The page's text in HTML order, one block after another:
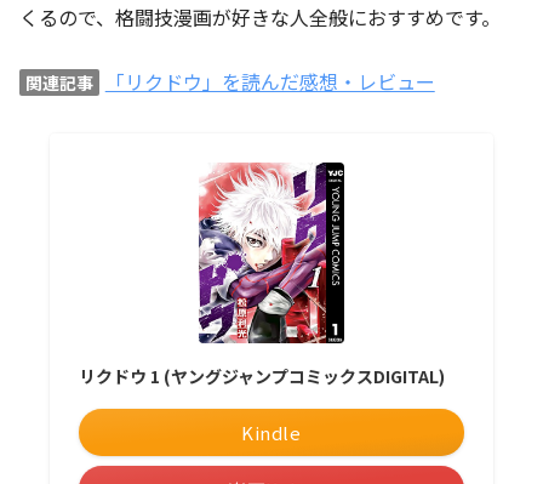
くるので、格闘技漫画が好きな人全般におすすめです。
関連記事 「リクドウ」を読んだ感想・レビュー
リクドウ 1 (ヤングジャンプコミックスDIGITAL)
Kindle